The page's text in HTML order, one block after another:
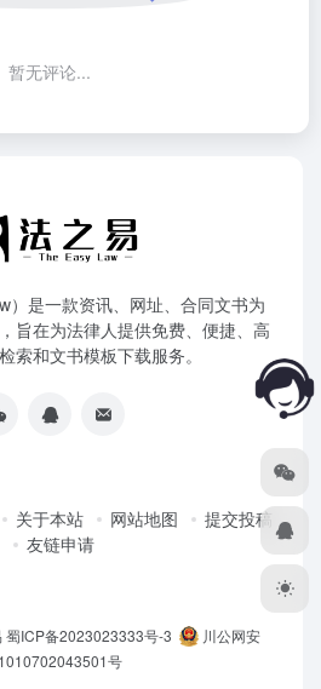
暂无评论...
）是一款资讯、网址、合同文书为
旨在为法律人提供免费、便捷、高
索和文书模板下载服务。
关于本站 网站地图
提交投稿
友链申请
蜀ICP备2023023333号-3
川公网安
号